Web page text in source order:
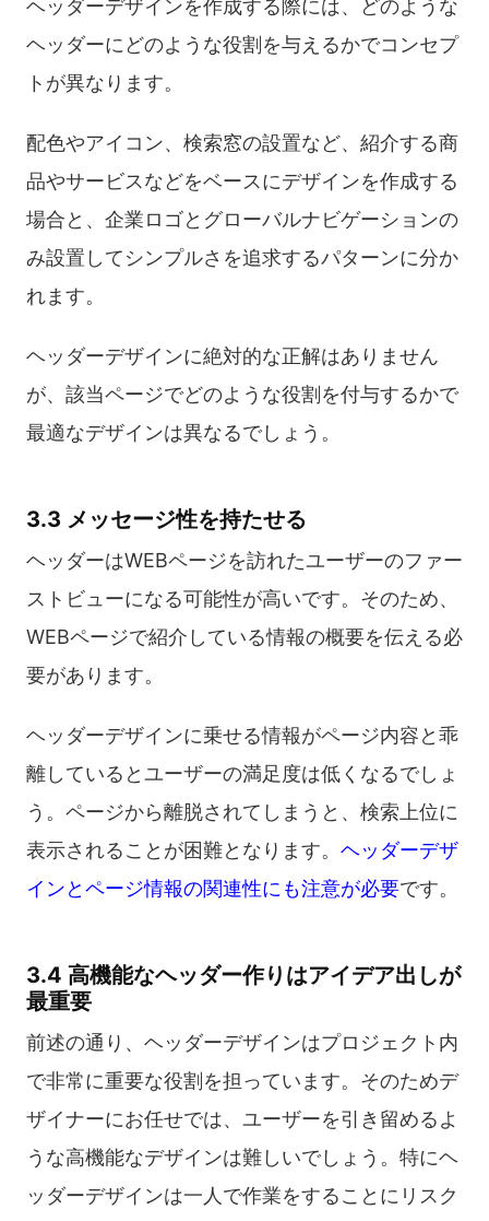
ヘッダーデザインを作成する際には、どのような
ヘッダーにどのような役割を与えるかでコンセプ
トが異なります。
配色やアイコン、検索窓の設置など、紹介する商
品やサービスなどをベースにデザインを作成する
場合と、企業ロゴとグローバルナビゲーションの
み設置してシンプルさを追求するパターンに分か
れます。
ヘッダーデザインに絶対的な正解はありません
が、該当ページでどのような役割を付与するかで
最適なデザインは異なるでしょう。
3.3 メッセージ性を持たせる
ヘッダーはWEBページを訪れたユーザーのファー
ストビューになる可能性が高いです。そのため、
WEBページで紹介している情報の概要を伝える必
要があります。
ヘッダーデザインに乗せる情報がページ内容と乖
離しているとユーザーの満足度は低くなるでしょ
う。ページから離脱されてしまうと、検索上位に
表示されることが困難となります。 ヘッダーデザ
インとページ情報の関連性にも注意が必要です。
3.4 高機能なヘッダー作りはアイデア出しが
最重要
前述の通り、ヘッダーデザインはプロジェクト内
で非常に重要な役割を担っています。そのためデ
ザイナーにお任せでは、ユーザーを引き留めるよ
うな高機能なデザインは難しいでしょう。特にヘ
ッダーデザインは一人で作業をすることにリスク